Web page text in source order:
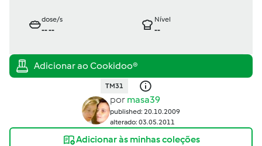
dose/s
----
Nível
--
TM31
por masa39
published: 20.10.2009
alterado: 03.05.2011
Adicionar às minhas coleções